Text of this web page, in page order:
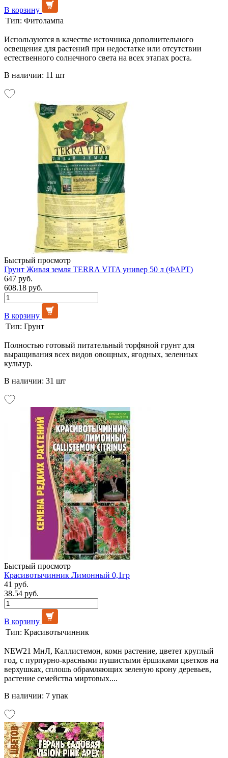
В корзину
Тип: Фитолампа
Используются в качестве источника дополнительного
освещения для растений при недостатке или отсутствии
естественного солнечного света на всех этапах роста.
В наличии: 11 шт
Быстрый просмотр
Грунт Живая земля TERRA VITA универ 50 л (ФАРТ)
647 руб.
608.18 руб.
В корзину
Тип: Грунт
Полностью готовый питательный торфяной грунт для
выращивания всех видов овощных, ягодных, зеленных
культур.
В наличии: 31 шт
Быстрый просмотр
Красивотычинник Лимонный 0,1гр
41 руб.
38.54 руб.
В корзину
Тип: Красивотычинник
NEW21 МнЛ, Каллистемон, комн растение, цветет круглый
год, с пурпурно-красными пушистыми ёршиками цветков на
верхушках, сплошь обрамляющих зеленую крону деревьев,
растение семейства миртовых....
В наличии: 7 упак